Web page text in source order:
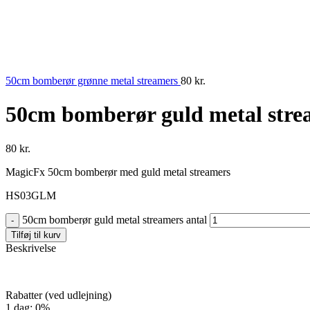
50cm bomberør grønne metal streamers 80 kr.
50cm bomberør guld metal
80 kr.
MagicFx 50cm bomberør med guld metal streamers
HS03GLM
50cm bomberør guld metal streamers antal
Tilføj til kurv
Beskrivelse
Rabatter (ved udlejning)
1 dag: 0%